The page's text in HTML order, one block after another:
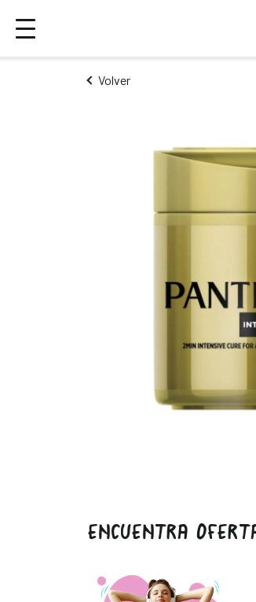
Volver
ENCUENTRA